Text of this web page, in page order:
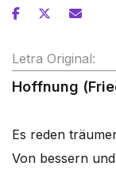
Letra Original:
Hoffnung
Es reden
Von bessern